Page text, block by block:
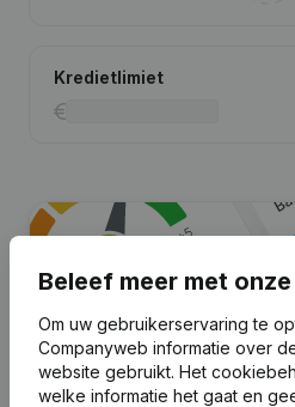
Kredietlimiet
Beleef meer met
Om uw gebruikerservaring te
Companyweb informatie over
website gebruikt. Het
welke informatie het gaat en